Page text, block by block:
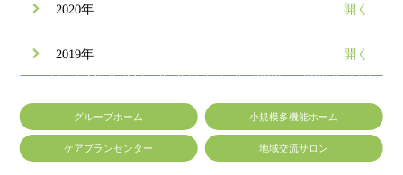
2020年
2019年
グループホーム 小規模多機能ホーム
ケアプランセンター 地域交流サロン